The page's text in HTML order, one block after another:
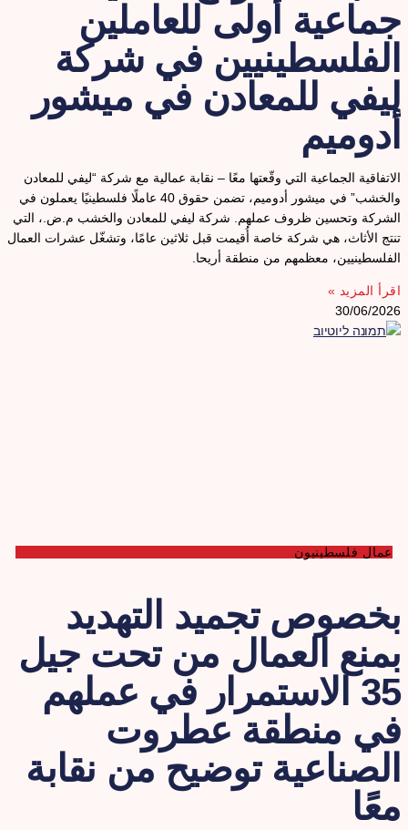
جماعية أولى للعاملين
الفلسطينيين في شركة
ليفي للمعادن في ميشور
أدوميم
الاتفاقية الجماعية التي وقّعتها معًا – نقابة عمالية مع شركة “ليفي للمعادن
والخشب” في ميشور أدوميم، تضمن حقوق 40 عاملًا فلسطينيًا يعملون في
الشركة وتحسين ظروف عملهم. شركة ليفي للمعادن والخشب م.ض.، التي
تنتج الأثاث، هي شركة خاصة أُقيمت قبل ثلاثين عامًا، وتشغّل عشرات العمال
الفلسطينيين، معظمهم من منطقة أريحا.
اقرأ المزيد »
30/06/2026
عمال فلسطينيون
بخصوص تجميد التهديد
بمنع العمال من تحت جيل
35 الاستمرار في عملهم
في منطقة عطروت
الصناعية توضيح من نقابة
معًا